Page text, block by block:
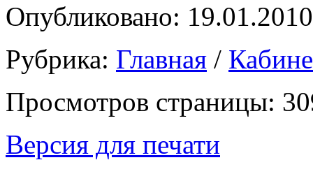
Опубликовано: 19.01.2010
Рубрика: Главная /
Просмотров страницы:
Версия для печати